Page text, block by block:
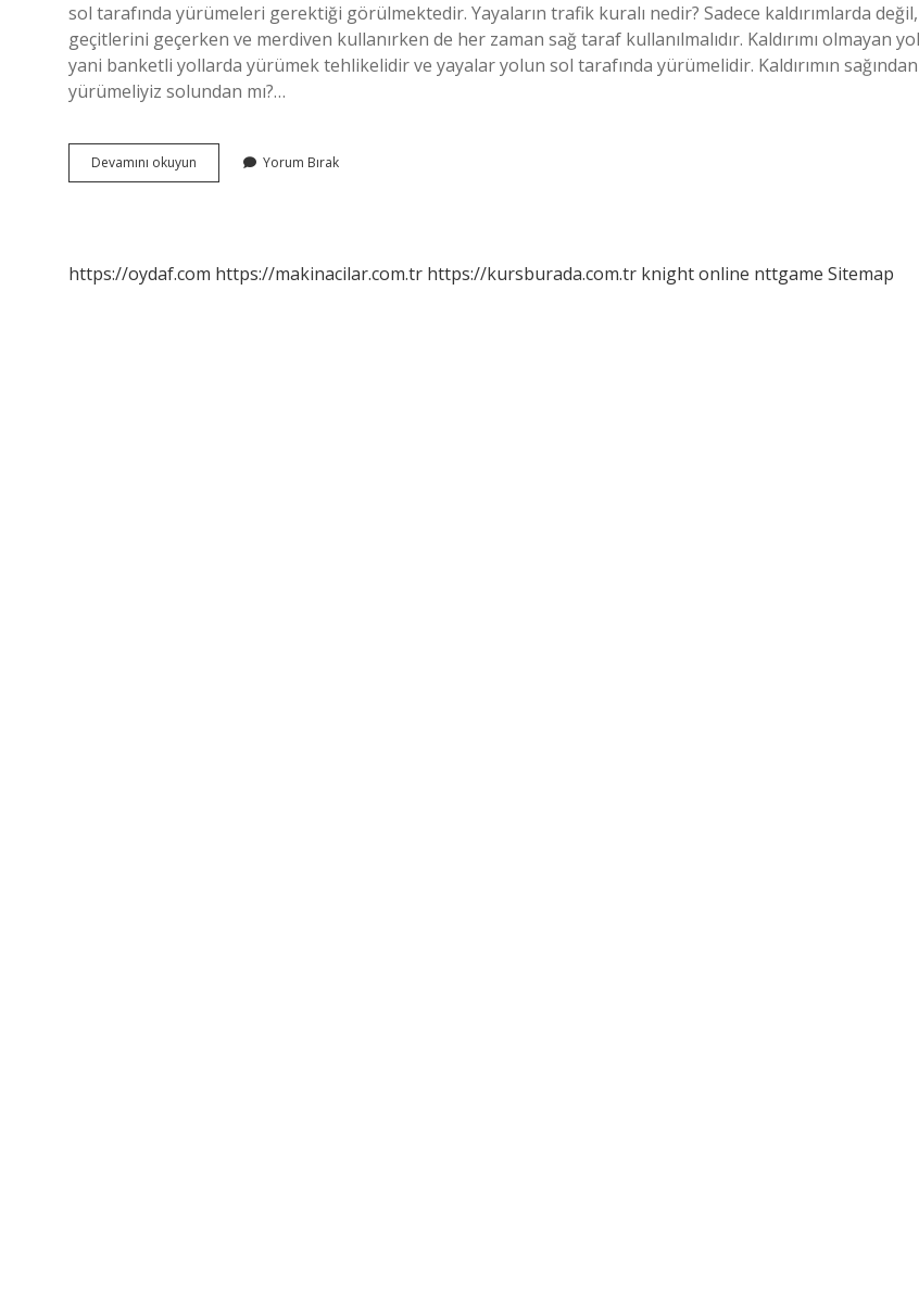
sol tarafında yürümeleri gerektiği görülmektedir. Yayaların trafik kuralı nedir? Sadece kaldırımlarda
geçitlerini geçerken ve merdiven kullanırken de her zaman sağ taraf kullanılmalıdır. Kaldırımı olmayan
yani banketli yollarda yürümek tehlikelidir ve yayalar yolun sol tarafında yürümelidir. Kaldırımın sağından
yürümeliyiz solundan mı?…
Devamını okuyun
Sağdan
Yorum Bırak
https://oydaf.com https://makinacilar.com.tr https://kursburada.com.tr knight online nttgame Sitemap